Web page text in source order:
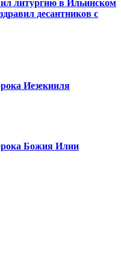
литургию в Ильинском
десантников с
Иезекииля
Божия Илии